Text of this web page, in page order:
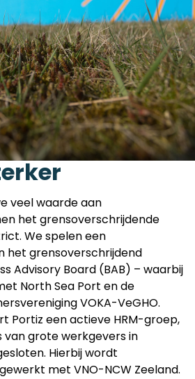
veel waarde aan
het grensoverschrijdende
We spelen een
het grensoverschrijdend
Advisory Board (BAB) – waarbij
North Sea Port en de
VOKA-VeGHO.
Portiz een actieve HRM-groep,
van grote werkgevers in
Hierbij wordt
met VNO-NCW Zeeland.